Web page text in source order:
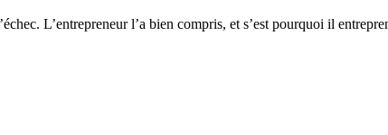
L’entrepreneur l’a bien compris, et s’est pourquoi il